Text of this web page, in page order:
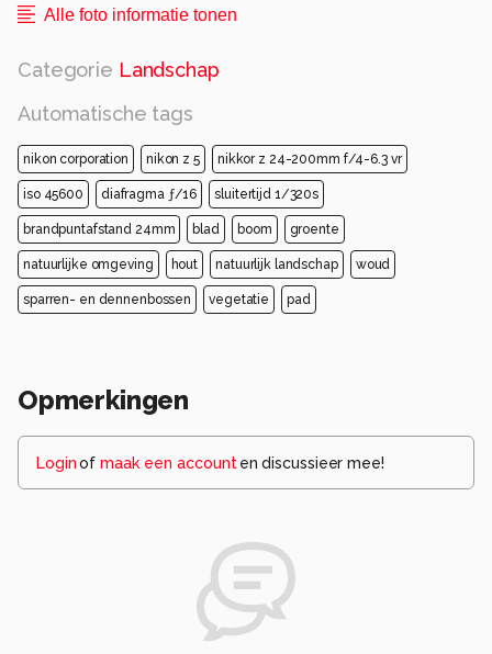
Alle foto informatie tonen
Categorie Landschap
Automatische tags
nikon corporation nikon z 5 nikkor z 24-200mm f/4-6.3 vr
iso 45600 diafragma ƒ/16 sluitertijd 1/320s
brandpuntafstand 24mm blad boom groente
natuurlijke omgeving hout natuurlijk landschap woud
sparren- en dennenbossen vegetatie pad
Opmerkingen
Loginof maak een account en discussieer mee!